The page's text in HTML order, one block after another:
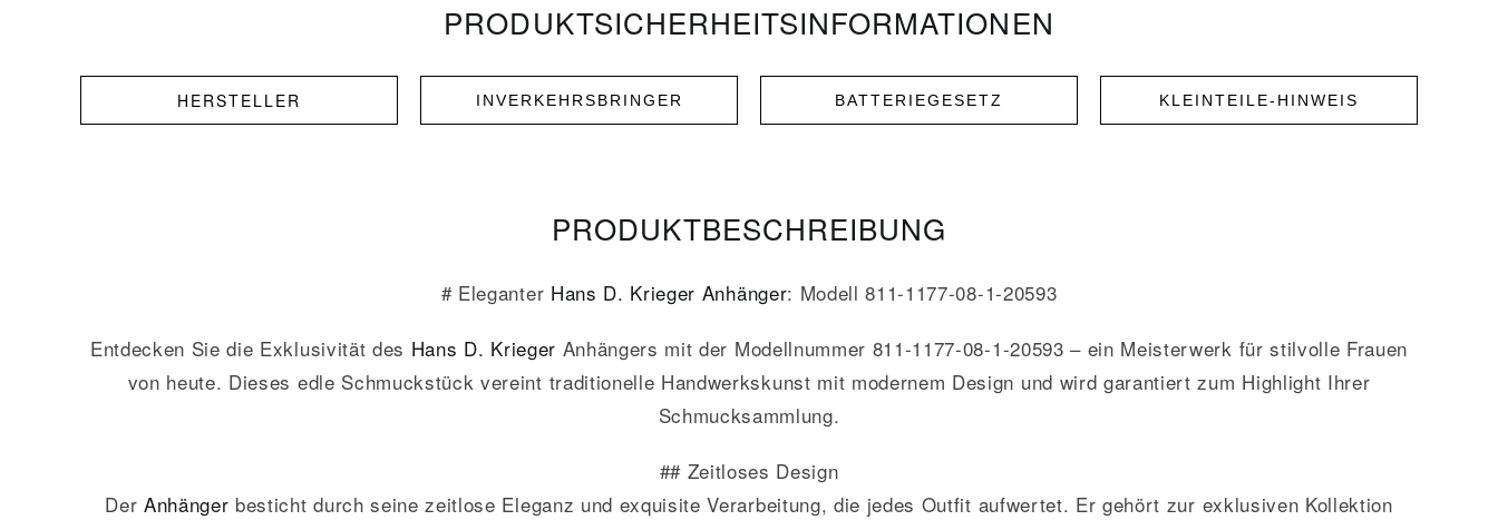
PRODUKT­­SICHERHEITS­INFORMATIONEN
HERSTELLER INVERKEHRSBRINGER BATTERIEGESETZ KLEINTEILE-HINWEIS
PRODUKT­­BESCHREIBUNG
# Eleganter Hans D. Krieger Anhänger: Modell 811-1177-08-1-20593
Entdecken Sie die Exklusivität des Hans D. Krieger Anhängers mit der Modellnummer 811-1177-08-1-20593 – ein Meisterwerk für stilvolle Frauen
von heute. Dieses edle Schmuckstück vereint traditionelle Handwerkskunst mit modernem Design und wird garantiert zum Highlight Ihrer
Schmucksammlung.
## Zeitloses Design
Der Anhänger besticht durch seine zeitlose Eleganz und exquisite Verarbeitung, die jedes Outfit aufwertet. Er gehört zur exklusiven Kollektion